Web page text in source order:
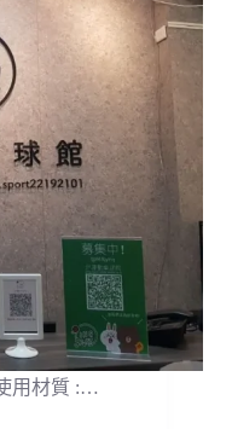
用材質 :…